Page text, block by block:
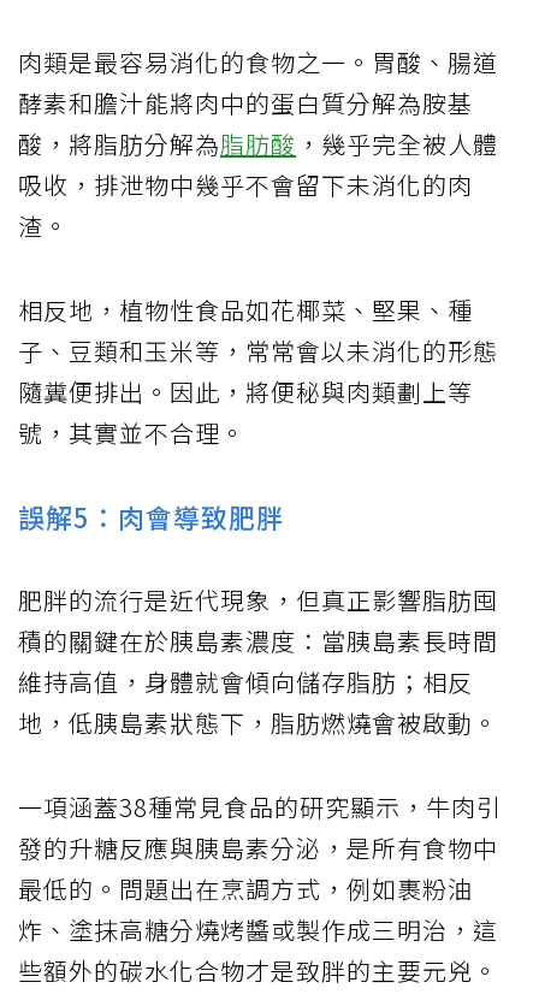
肉類是最容易消化的食物之一。胃酸、腸道
酵素和膽汁能將肉中的蛋白質分解為胺基
酸，將脂肪分解為脂肪酸 ，幾乎完全被人體
吸收，排泄物中幾乎不會留下未消化的肉
渣。
相反地，植物性食品如花椰菜、堅果、種
子、豆類和玉米等，常常會以未消化的形態
隨糞便排出。因此，將便秘與肉類劃上等
號，其實並不合理。
誤解5：肉會導致肥胖
肥胖的流行是近代現象，但真正影響脂肪囤
積的關鍵在於胰島素濃度：當胰島素長時間
維持高值，身體就會傾向儲存脂肪；相反
地，低胰島素狀態下，脂肪燃燒會被啟動。
一項涵蓋38種常見食品的研究顯示，牛肉引
發的升糖反應與胰島素分泌，是所有食物中
最低的。問題出在烹調方式，例如裹粉油
炸、塗抹高糖分燒烤醬或製作成三明治，這
些額外的碳水化合物才是致胖的主要元兇。